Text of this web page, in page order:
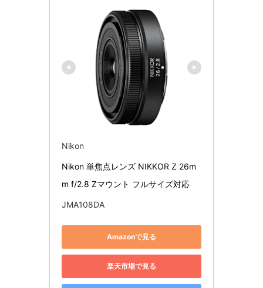
Nikon
Nikon 単焦点レンズ NIKKOR Z 26m
m f/2.8 Zマウント フルサイズ対応
JMA108DA
Amazonで見る
楽天市場で見る